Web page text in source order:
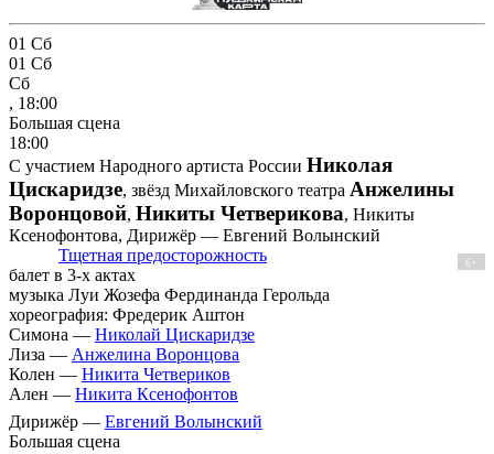
01 Сб
01 Сб
Сб
, 18:00
Большая сцена
18:00
С участием Народного артиста России Николая
Цискаридзе, звёзд Михайловского театра Анжелины
Воронцовой, Никиты Четверикова, Никиты
Ксенофонтова, Дирижёр — Евгений Волынский
Тщетная предосторожность
6+
балет в 3-х актах
музыка Луи Жозефа Фердинанда Герольда
хореография: Фредерик Аштон
Симона — Николай Цискаридзе
Лиза — Анжелина Воронцова
Колен — Никита Четвериков
Ален — Никита Ксенофонтов
Дирижёр — Евгений Волынский
Большая сцена